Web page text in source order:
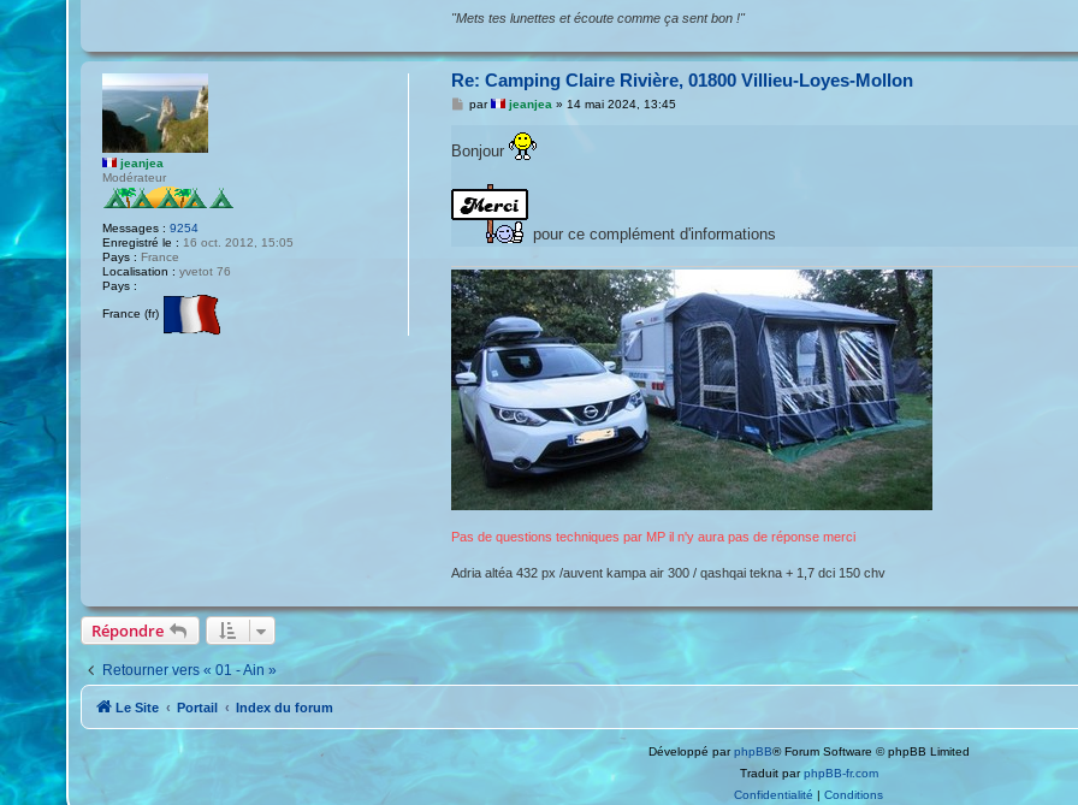
"Mets tes lunettes et écoute comme ça sent bon !"
jeanjea
Modérateur
Messages : 9254
Enregistré le : 16 oct. 2012, 15:05
Pays : France
Localisation : yvetot 76
Pays :
France (fr)
Re: Camping Claire Rivière, 01800 Villieu-Loyes-Mollon
M
s
a
e
par jeanjea » 14 mai 2024, 13:45
Bonjour
pour ce complément d'informations
Pas de questions techniques par MP il n'y aura pas de réponse merci
Adria altéa 432 px /auvent kampa air 300 / qashqai tekna + 1,7 dci 150 chv
Répondre
Retourner vers « 01 - Ain »
Le Site Portail Index du forum
Développé parphpBB® Forum Software © phpBB Limited
Traduit parphpBB-fr.com
Confidentialité | Conditions